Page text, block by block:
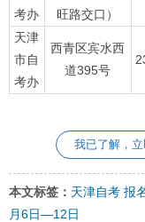
考办
旺路交口）
天津
市自
考办
西青区宾水西
道395号
我已了解，立
本文标签： 天津自考 报
月6日—12日